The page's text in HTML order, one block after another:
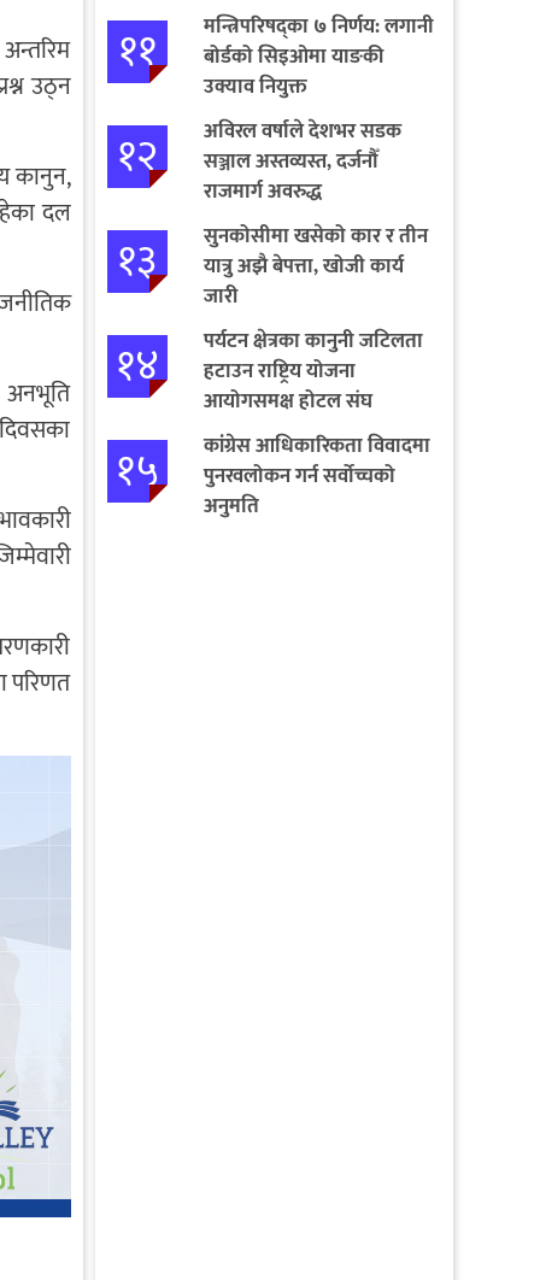
उठ्न
कानुन,
दल
अनभूति
परिणत
११
मन्त्रिपरिषद्का ७ निर्णय: लगानी
बोर्डको सिइओमा याङकी
उक्याव नियुक्त
१२
अविरल वर्षाले देशभर सडक
सञ्जाल अस्तव्यस्त, दर्जनौँ
राजमार्ग अवरुद्ध
१३
सुनकोसीमा खसेको कार र तीन
यात्रु अझै बेपत्ता, खोजी कार्य
जारी
१४
पर्यटन क्षेत्रका कानुनी जटिलता
हटाउन राष्ट्रिय योजना
आयोगसमक्ष होटल संघ
बागमतीका पाँचबुँदे माग
१५
कांग्रेस आधिकारिकता विवादमा
पुनरवलोकन गर्न सर्वोच्चको
अनुमति